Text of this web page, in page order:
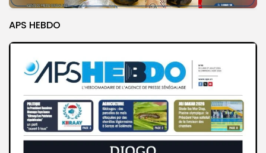
APS HEBDO